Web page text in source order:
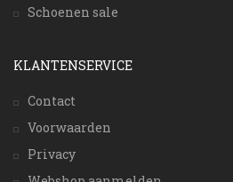
Schoenen sale
KLANTENSERVICE
Contact
Voorwaarden
Privacy